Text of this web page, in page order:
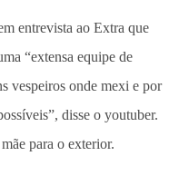
entrevista ao Extra que
“extensa equipe de
vespeiros onde mexi e por
disse o youtuber.
para o exterior.